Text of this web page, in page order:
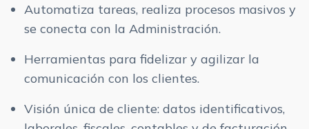
Automatiza tareas, realiza procesos masivos y
se conecta con la Administración.
Herramientas para fidelizar y agilizar la
comunicación con los clientes.
Visión única de cliente: datos identificativos,